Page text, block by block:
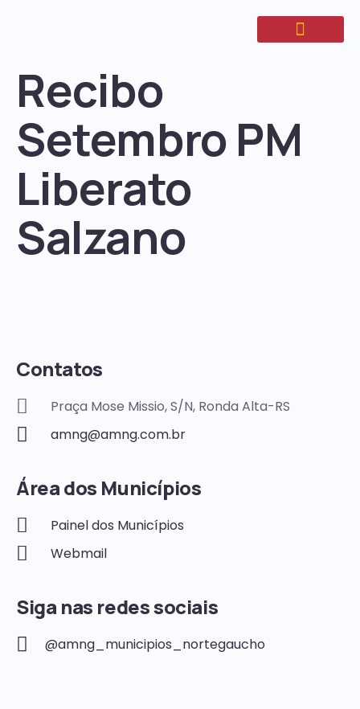
Recibo
Setembro PM
Liberato
Salzano
Contatos
Praça Mose Missio, S/N, Ronda Alta-RS
amng@amng.com.br
Área dos Municípios
Painel dos Municípios
Webmail
Siga nas redes sociais
@amng_municipios_nortegaucho